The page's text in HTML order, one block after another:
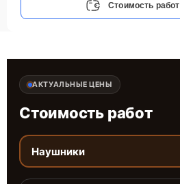
Стоимость работ
АКТУАЛЬНЫЕ ЦЕНЫ
Стоимость работ
Наушники